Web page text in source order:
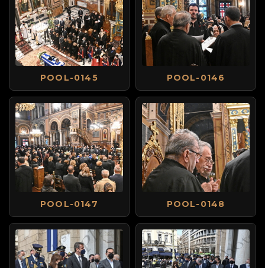
POOL-0145 POOL-0146
POOL-0147 POOL-0148